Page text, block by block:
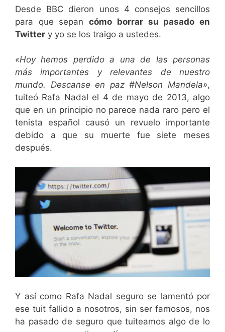
Desde BBC dieron unos 4 consejos sencillos
para que sepancómo borrar su pasado en
Twitter y yo se los traigo a ustedes.
«Hoy hemos perdido a una de las personas
más importantes y relevantes de nuestro
mundo. Descanse en paz #Nelson Mandela»,
tuiteó Rafa Nadal el 4 de mayo de 2013, algo
que en un principio no parece nada raro pero el
tenista español causó un revuelo importante
debido a que su muerte fue siete meses
después.
Y así como Rafa Nadal seguro se lamentó por
ese tuit fallido a nosotros, sin ser famosos, nos
ha pasado de seguro que tuiteamos algo de lo